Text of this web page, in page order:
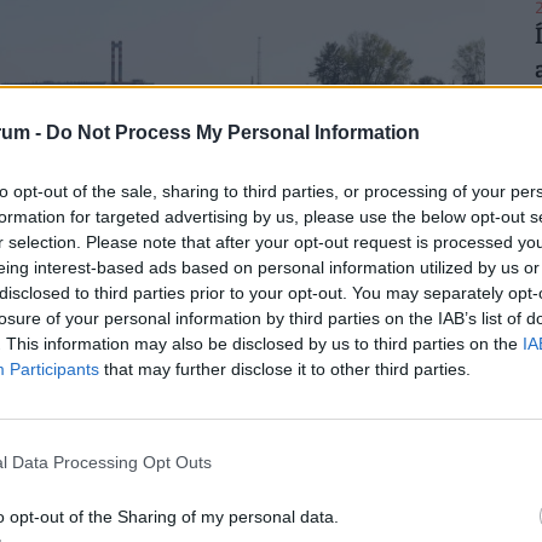
- Do Not Process My Personal Information
opt-out of the sale, sharing to third parties, or processing of your
for targeted advertising by us, please use the below opt-out
selection. Please note that after your opt-out request is processed
interest-based ads based on personal information utilized by us
to third parties prior to your opt-out. You may separately
of your personal information by third parties on the IAB’s list of
This information may also be disclosed by us to third parties on the
Participants that may further disclose it to other third parties.
Data Processing Opt Outs
opt-out of the Sharing of my personal data.
több ezer ember marad